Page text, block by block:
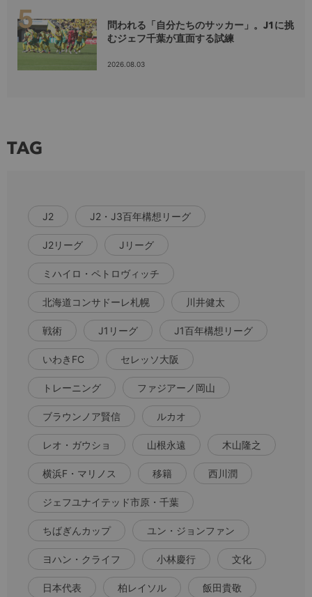
問われる「自分たちのサッカー」。J1に挑
むジェフ千葉が直面する試練
2026.08.03
TAG
J2 J2・J3百年構想リーグ
J2リーグ Jリーグ
ミハイロ・ペトロヴィッチ
北海道コンサドーレ札幌 川井健太
戦術 J1リーグ J1百年構想リーグ
いわきFC セレッソ大阪
トレーニング ファジアーノ岡山
ブラウンノア賢信 ルカオ
レオ・ガウショ 山根永遠 木山隆之
横浜F・マリノス 移籍 西川潤
ジェフユナイテッド市原・千葉
ちばぎんカップ ユン・ジョンファン
ヨハン・クライフ 小林慶行 文化
日本代表 柏レイソル 飯田貴敬